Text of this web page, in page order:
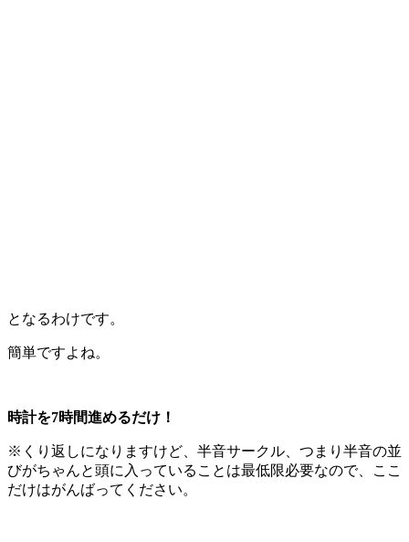
となるわけです。
簡単ですよね。
時計を7時間進めるだけ！
※くり返しになりますけど、半音サークル、つまり半音の並
びがちゃんと頭に入っていることは最低限必要なので、ここ
だけはがんばってください。